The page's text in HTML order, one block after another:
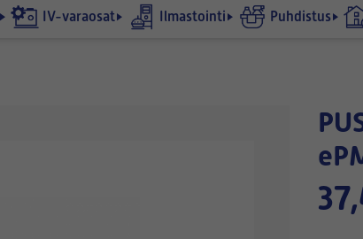
IV-varaosat Ilmastointi Puhdistus
PUSSISUODATIN 490x287-540/6